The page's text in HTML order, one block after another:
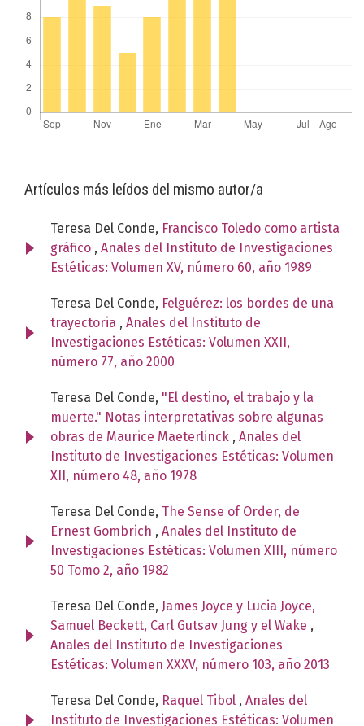
Artículos más leídos del mismo autor/a
Teresa Del Conde, Francisco Toledo como artista
gráfico , Anales del Instituto de Investigaciones
Estéticas: Volumen XV, número 60, año 1989
Teresa Del Conde, Felguérez: los bordes de una
trayectoria , Anales del Instituto de
Investigaciones Estéticas: Volumen XXII,
número 77, año 2000
Teresa Del Conde, "El destino, el trabajo y la
muerte." Notas interpretativas sobre algunas
obras de Maurice Maeterlinck , Anales del
Instituto de Investigaciones Estéticas: Volumen
XII, número 48, año 1978
Teresa Del Conde, The Sense of Order, de
Ernest Gombrich , Anales del Instituto de
Investigaciones Estéticas: Volumen XIII, número
50 Tomo 2, año 1982
Teresa Del Conde, James Joyce y Lucia Joyce,
Samuel Beckett, Carl Gutsav Jung y el Wake ,
Anales del Instituto de Investigaciones
Estéticas: Volumen XXXV, número 103, año 2013
Teresa Del Conde, Raquel Tibol , Anales del
Instituto de Investigaciones Estéticas: Volumen